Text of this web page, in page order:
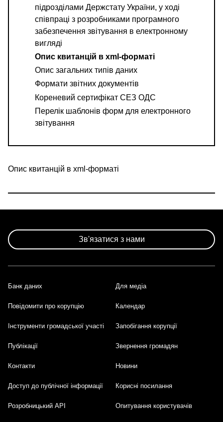
підрозділами Держстату України, у ході
співпраці з розробниками програмного
забезпечення звітування в електронному
вигляді
Опис квитанцій в xml-форматі
Опис загальних типів даних
Формати звітних документів
Кореневий сертифікат СЕЗ ОДС
Перелік шаблонів форм для електронного
звітування
Опис квитанцій в xml-форматі
Зв'язатися з нами
Footer
Банк даних Для медіа
Повідомити про корупцію Календар
Інструменти громадської участі Запобігання корупції
Публікації Звернення громадян
Контакти Новини
Доступ до публічної інформації Корисні посилання
Розробницький API Опитування користувачів